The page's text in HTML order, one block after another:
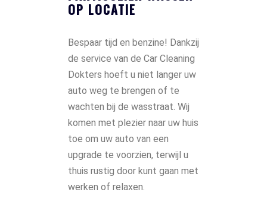
OP LOCATIE
Bespaar tijd en benzine! Dankzij
de service van de Car Cleaning
Dokters hoeft u niet langer uw
auto weg te brengen of te
wachten bij de wasstraat. Wij
komen met plezier naar uw huis
toe om uw auto van een
upgrade te voorzien, terwijl u
thuis rustig door kunt gaan met
werken of relaxen.